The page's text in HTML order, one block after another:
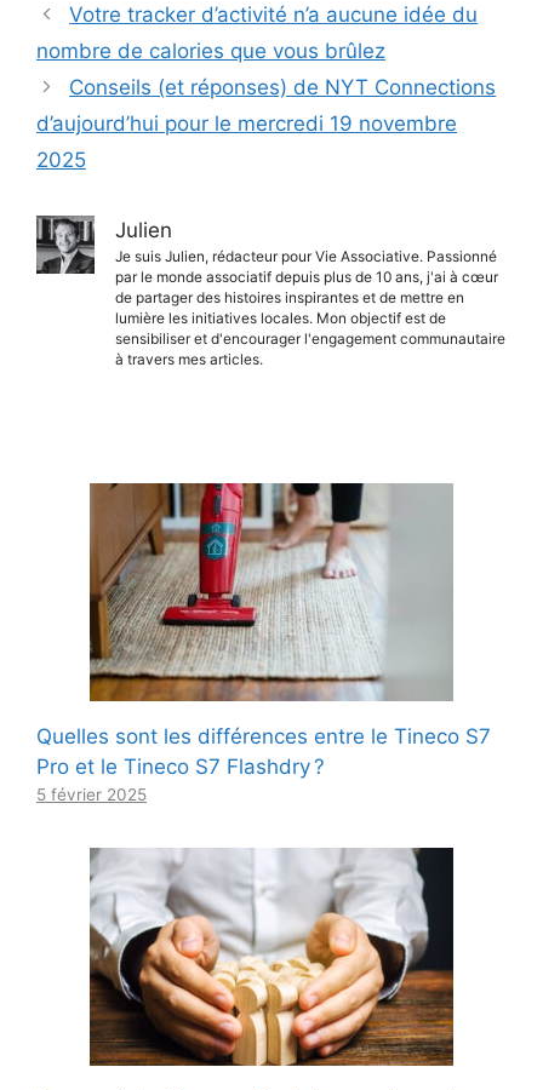
Votre tracker d’activité n’a aucune idée du
nombre de calories que vous brûlez
Conseils (et réponses) de NYT Connections
d’aujourd’hui pour le mercredi 19 novembre
2025
Julien
Je suis Julien, rédacteur pour Vie Associative. Passionné
par le monde associatif depuis plus de 10 ans, j'ai à cœur
de partager des histoires inspirantes et de mettre en
lumière les initiatives locales. Mon objectif est de
sensibiliser et d'encourager l'engagement communautaire
à travers mes articles.
Quelles sont les différences entre le Tineco S7
Pro et le Tineco S7 Flashdry ?
5 février 2025